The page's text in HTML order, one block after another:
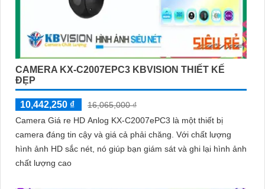
CAMERA KX-C2007EPC3 KBVISION THIẾT KẾ
ĐẸP
10,442,250 ₫
16,065,000 ₫
Camera Giá re HD Anlog KX-C2007ePC3 là một thiết bị
camera đáng tin cậy và giá cả phải chăng. Với chất lượng
hình ảnh HD sắc nét, nó giúp bạn giám sát và ghi lại hình ảnh
chất lượng cao